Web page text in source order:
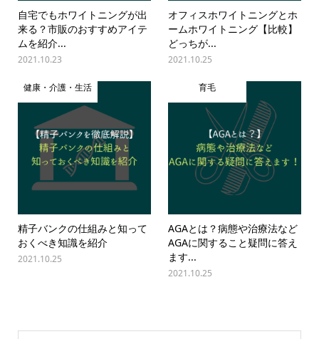
自宅でもホワイトニングが出
来る？市販のおすすめアイテ
ムを紹介...
2021.10.23
オフィスホワイトニングとホ
ームホワイトニング【比較】
どっちが...
2021.10.25
健康・介護・生活
精子バンクの仕組みと知って
おくべき知識を紹介
2021.10.25
育毛
AGAとは？病態や治療法など
AGAに関すること疑問に答え
ます...
2021.10.25